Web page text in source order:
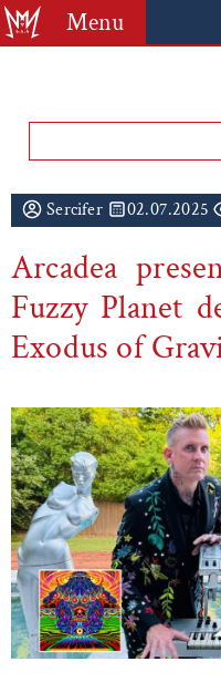
Menu
Sercifer 02.07.2025
Arcadea
Fuzzy Planet
Exodus of